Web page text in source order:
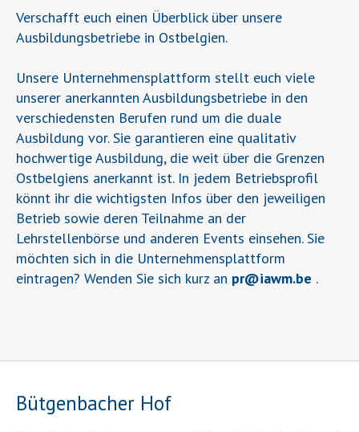
Verschafft euch einen Überblick über unsere
Ausbildungsbetriebe in Ostbelgien.
Unsere Unternehmensplattform stellt euch viele
unserer anerkannten Ausbildungsbetriebe in den
verschiedensten Berufen rund um die duale
Ausbildung vor. Sie garantieren eine qualitativ
hochwertige Ausbildung, die weit über die Grenzen
Ostbelgiens anerkannt ist. In jedem Betriebsprofil
könnt ihr die wichtigsten Infos über den jeweiligen
Betrieb sowie deren Teilnahme an der
Lehrstellenbörse und anderen Events einsehen. Sie
möchten sich in die Unternehmensplattform
eintragen? Wenden Sie sich kurz an pr@iawm.be .
Bütgenbacher Hof